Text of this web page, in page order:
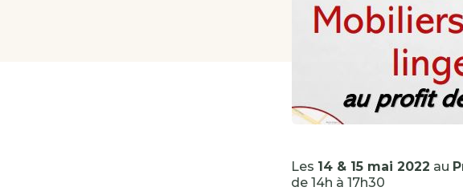
Les 14 & 15 mai 2022 au
de 14h à 17h30